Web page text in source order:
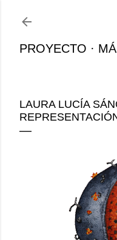
PROYECTO
LAURA LUCÍA